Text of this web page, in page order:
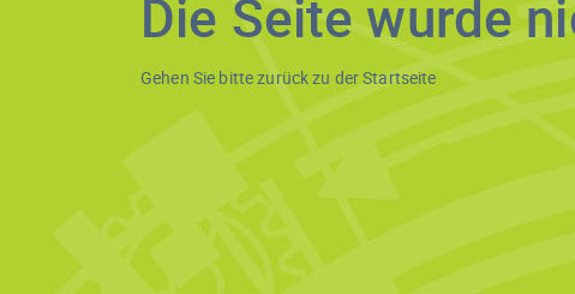
Die Seite wurde
Gehen Sie bitte zurück zu derStartseite